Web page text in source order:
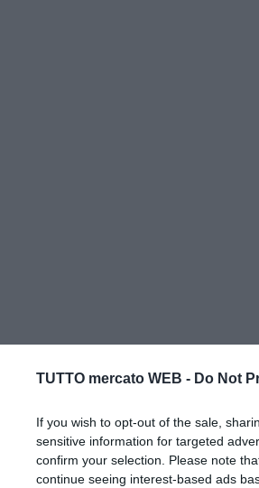
TUTTO mercato WEB - Do Not
If you wish to opt-out of the sale,
sensitive information for targeted
confirm your selection. Please note
continue seeing interest-based ads